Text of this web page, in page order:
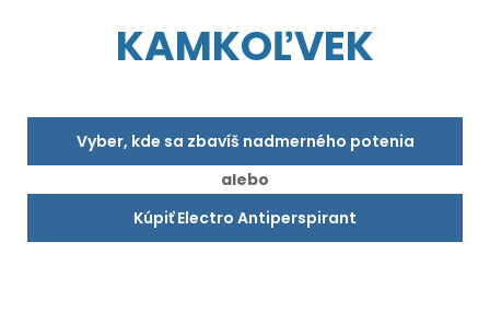
KAMKOĽVEK
Vyber, kde sa zbavíš nadmerného potenia
alebo
Kúpiť Electro Antiperspirant